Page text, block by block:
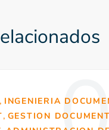
, INGENIERIA
, GESTION